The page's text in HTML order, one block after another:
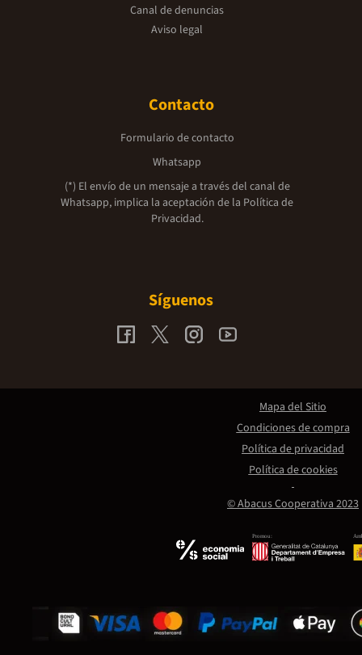
Canal de denuncias
Aviso legal
Contacto
Formulario de contacto
Whatsapp
(*) El envío de un mensaje a través del canal de
Whatsapp, implica la aceptación de la Política de
Privacidad.
Síguenos
Promou:
© Abacus Cooperativa 2023
Mapa del Sitio
Condiciones de compra
Política de privacidad
Política de cookies